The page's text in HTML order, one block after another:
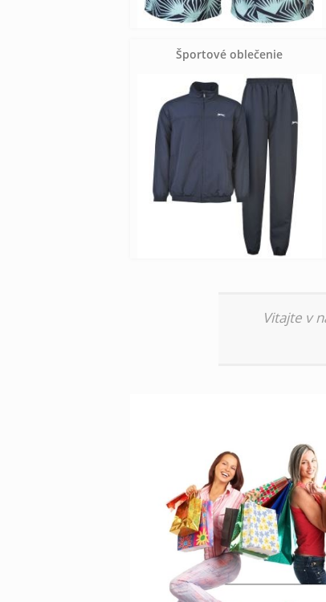
Športové oblečenie
Vitajte v